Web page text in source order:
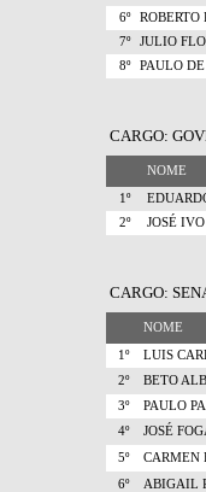
6º
ROBERTO
7º
JULIO
8º
PAULO
CARGO:
NOME
1º
2º
JOSÉ
CARGO:
NOME
1º LUIS
2º
BETO
3º
PAULO
4º
JOSÉ
5º
CARMEN
6º
ABIGAIL